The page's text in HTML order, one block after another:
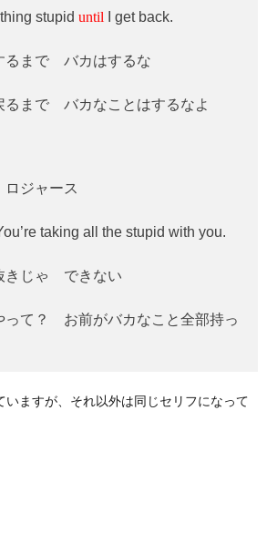
stupid until I get back.
るまで バカはするな
まで バカなことはするなよ
ロジャース
taking all the stupid with you.
きじゃ できない
て？ お前がバカなこと全部持っ
いますが、それ以外は同じセリフになって